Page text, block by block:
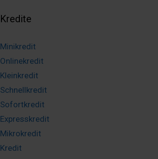
Kredite
Minikredit
Onlinekredit
Kleinkredit
Schnellkredit
Sofortkredit
Expresskredit
Mikrokredit
Kredit